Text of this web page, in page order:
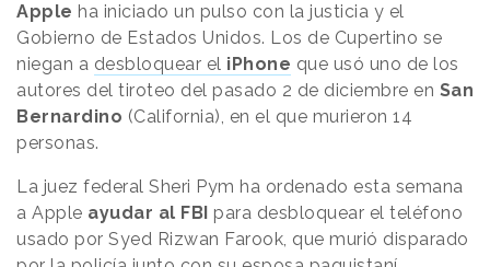
Apple ha iniciado un pulso con la justicia y el
Gobierno de Estados Unidos. Los de Cupertino se
niegan a desbloquear el iPhone que usó uno de los
autores del tiroteo del pasado 2 de diciembre en San
Bernardino (California), en el que murieron 14
personas.
La juez federal Sheri Pym ha ordenado esta semana
a Apple ayudar al FBI para desbloquear el teléfono
usado por Syed Rizwan Farook, que murió disparado